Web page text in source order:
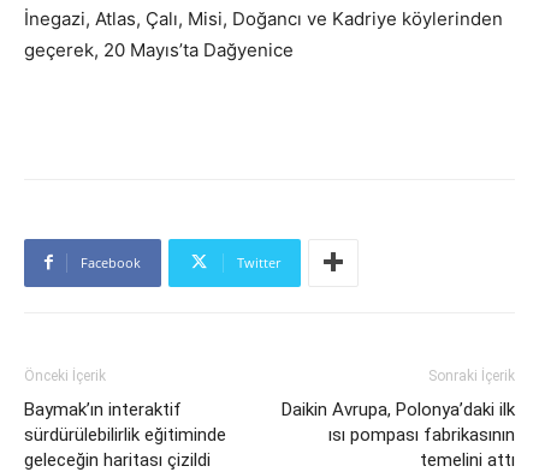
İnegazi, Atlas, Çalı, Misi, Doğancı ve Kadriye köylerinden
geçerek, 20 Mayıs’ta Dağyenice
Facebook Twitter
Önceki İçerik
Baymak’ın interaktif
sürdürülebilirlik eğitiminde
geleceğin haritası çizildi
Sonraki İçerik
Daikin Avrupa, Polonya’daki ilk
ısı pompası fabrikasının
temelini attı